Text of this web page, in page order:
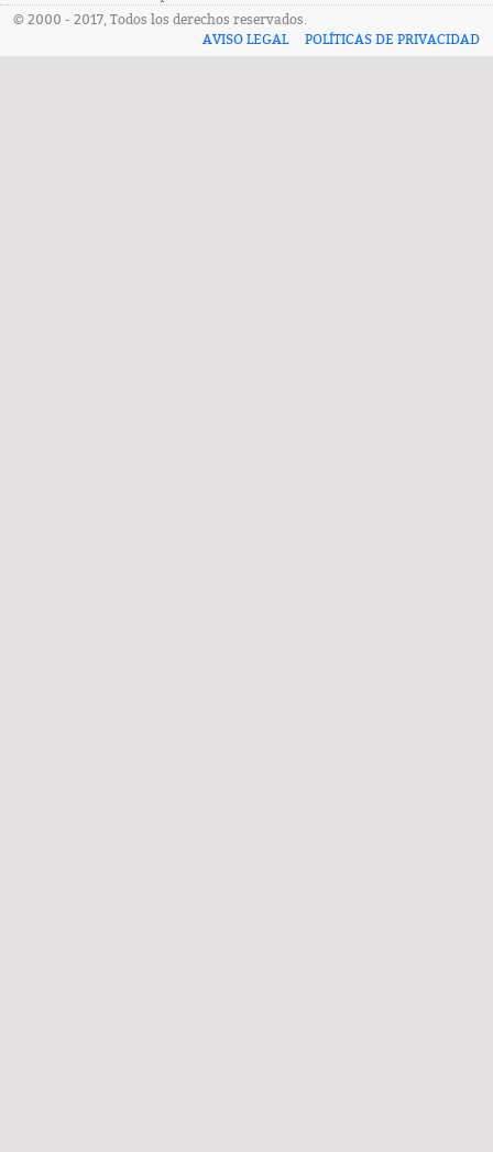
© 2000 - 2017, Todos los derechos reservados.
AVISO LEGAL
POLÍTICAS DE PRIVACIDAD